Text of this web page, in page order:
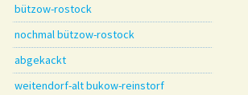
bützow-rostock
nochmal bützow-rostock
abgekackt
weitendorf-alt bukow-reinstorf